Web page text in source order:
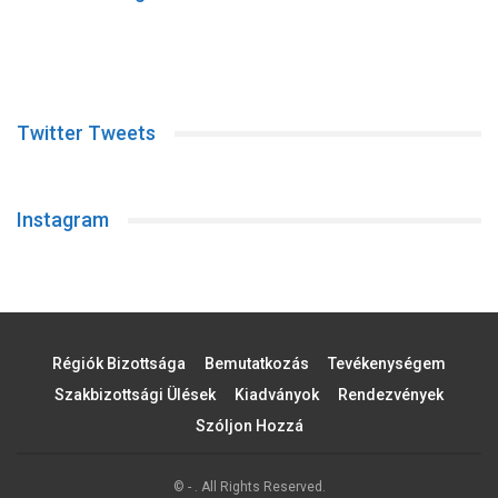
Twitter Tweets
Instagram
Régiók Bizottsága Bemutatkozás
Tevékenységem
Szakbizottsági Ülések
Kiadványok
Rendezvények
Szóljon Hozzá
© - . All Rights Reserved.